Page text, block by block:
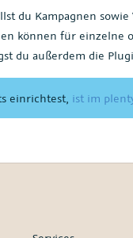
du Kampagnen
können für
du außerdem die
einrichtest, ist im